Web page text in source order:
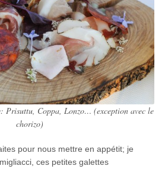
Prisuttu, Coppa, Lonzo… (exception avec le
chorizo)
pour nous mettre en appétit; je
ces petites galettes